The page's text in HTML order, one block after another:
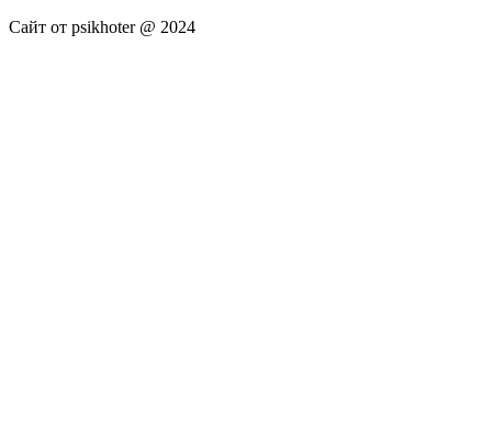
Сайт от psikhoter @ 2024